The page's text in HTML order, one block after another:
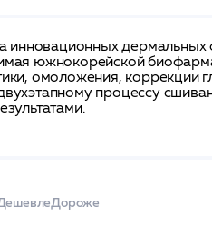
инновационных
южнокорейской
омоложения, коррекции
процессу
Дороже